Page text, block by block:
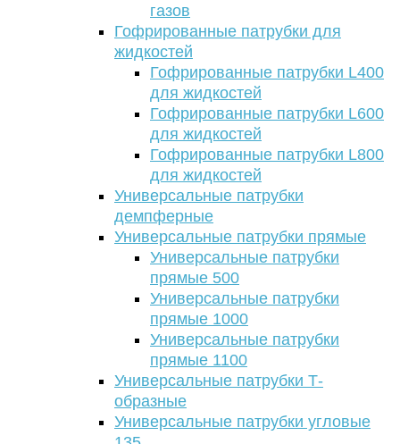
газов
Гофрированные патрубки для
жидкостей
Гофрированные патрубки L400
для жидкостей
Гофрированные патрубки L600
для жидкостей
Гофрированные патрубки L800
для жидкостей
Универсальные патрубки
демпферные
Универсальные патрубки прямые
Универсальные патрубки
прямые 500
Универсальные патрубки
прямые 1000
Универсальные патрубки
прямые 1100
Универсальные патрубки Т-
образные
Универсальные патрубки угловые